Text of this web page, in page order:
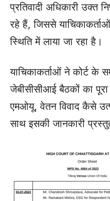
प्रतिवादी अधिकारी उक्त
रहे हैं, जिससे
स्थिति में लाया जा रहा है।
याचिकाकर्ताओं ने कोर्ट के
जेबीसीसीआई बैठकों का पूरा
एमओयू, वेतन विवाद कैसे
साथ इसकी जानकारी